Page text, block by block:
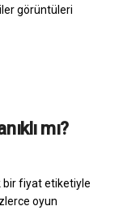
görüntüleri
mı?
bir fiyat etiketiyle
oyun